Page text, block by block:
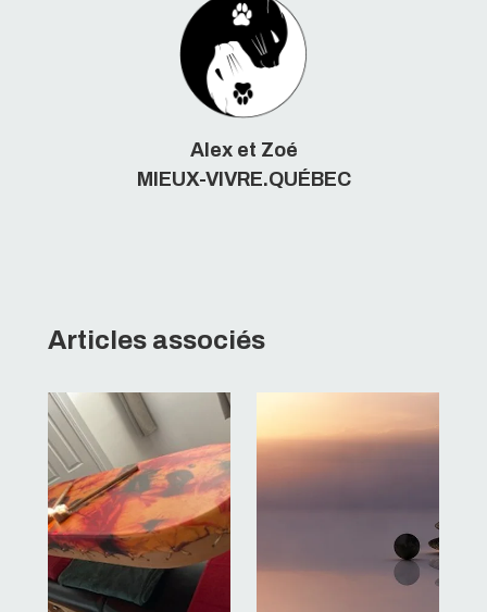
Alex et Zoé
MIEUX-VIVRE.QUÉBEC
Articles associés